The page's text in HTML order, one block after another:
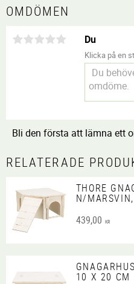
OMDÖMEN
Du
Klicka på en
Bli den första att lämna ett
RELATERADE
THORE
N/
439,00 KR
10 X 20 CM